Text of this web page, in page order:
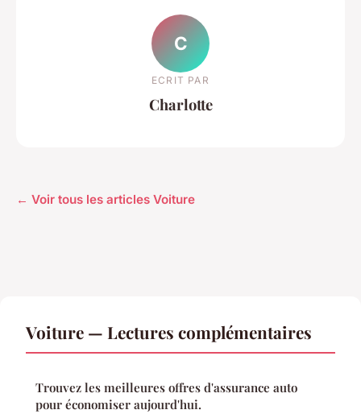
C
ECRIT PAR
Charlotte
← Voir tous les articles Voiture
Voiture — Lectures complémentaires
Trouvez les meilleures offres d'assurance auto
pour économiser aujourd'hui.